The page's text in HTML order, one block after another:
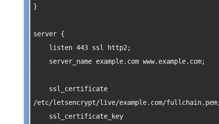
}
server {
/etc/letsencrypt/live/example.com/